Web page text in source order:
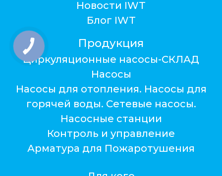
Новости IWT
Блог IWT
Продукция
Циркуляционные насосы-СКЛАД
Насосы
Насосы для отопления. Насосы для
горячей воды. Сетевые насосы.
Насосные станции
Контроль и управление
Арматура для Пожаротушения